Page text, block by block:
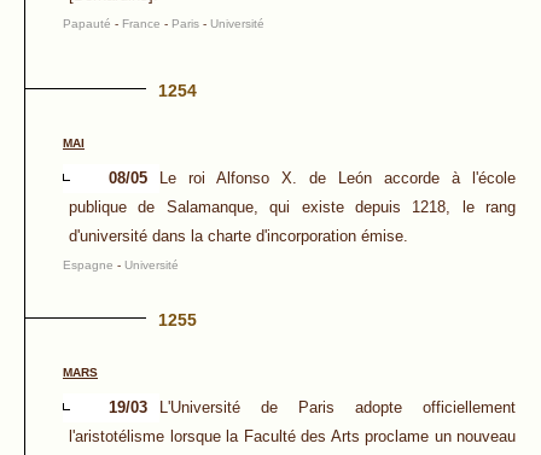
Papauté - France - Paris - Université
1254
MAI
08/05
Le roi Alfonso X. de León accorde à l'école
publique de Salamanque, qui existe depuis 1218, le rang
d'université dans la charte d'incorporation émise.
Espagne - Université
1255
MARS
19/03
L'Université de Paris adopte officiellement
l'aristotélisme lorsque la Faculté des Arts proclame un nouveau